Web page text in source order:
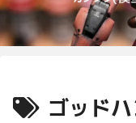
ゴッド